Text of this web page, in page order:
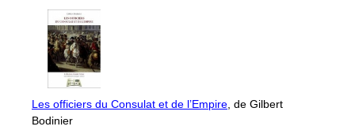
Les officiers du Consulat et de l’Empire , de Gilbert
Bodinier